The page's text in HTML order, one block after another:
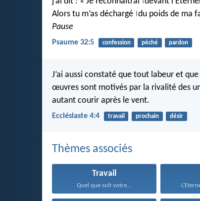
Alors tu m’as déchargé du poids de ma
Pause
Psaume 32:5 confession péché pardon
J’ai aussi constaté que tout labeur et
œuvres sont motivés par la rivalité des
autant courir après le vent.
Ecclésiaste 4:4 travail prochain désir
Thèmes associés
Travail
Quel que soit votre...